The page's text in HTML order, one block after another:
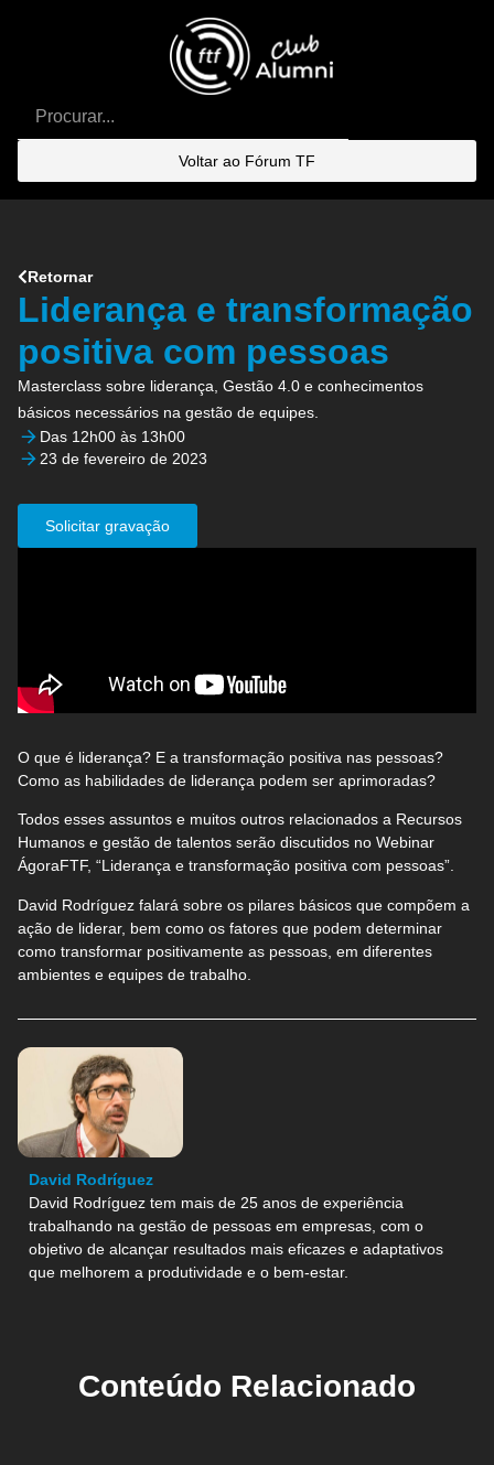
Voltar ao Fórum TF
Retornar
Liderança e transformação
positiva com pessoas
Masterclass sobre liderança, Gestão 4.0 e conhecimentos
básicos necessários na gestão de equipes.
Das 12h00 às 13h00
23 de fevereiro de 2023
Solicitar gravação
O que é liderança? E a transformação positiva nas pessoas?
Como as habilidades de liderança podem ser aprimoradas?
Todos esses assuntos e muitos outros relacionados a Recursos
Humanos e gestão de talentos serão discutidos no Webinar
ÁgoraFTF, “Liderança e transformação positiva com pessoas”.
David Rodríguez falará sobre os pilares básicos que compõem a
ação de liderar, bem como os fatores que podem determinar
como transformar positivamente as pessoas, em diferentes
ambientes e equipes de trabalho.
David Rodríguez
David Rodríguez tem mais de 25 anos de experiência
trabalhando na gestão de pessoas em empresas, com o
objetivo de alcançar resultados mais eficazes e adaptativos
que melhorem a produtividade e o bem-estar.
Conteúdo Relacionado